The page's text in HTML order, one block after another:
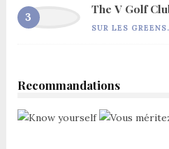
The V Golf
SUR LES
Recommandations